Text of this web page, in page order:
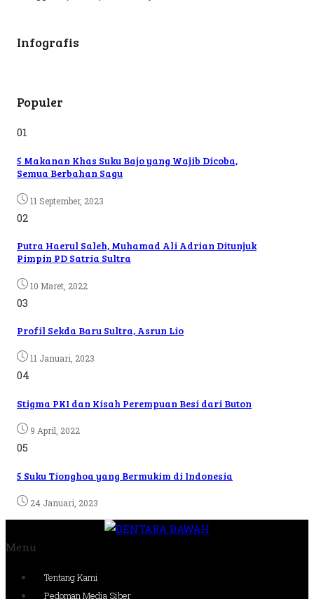
Infografis
Populer
01
5 Makanan Khas Suku Bajo yang Wajib Dicoba,
Semua Berbahan Sagu
11 September, 2023
02
Putra Haerul Saleh, Muhamad Ali Adrian Ditunjuk
Pimpin PD Satria Sultra
10 Maret, 2022
03
Profil Sekda Baru Sultra, Asrun Lio
11 Januari, 2023
04
Stigma PKI dan Kisah Perempuan Besi dari Buton
9 April, 2022
05
5 Suku Tionghoa yang Bermukim di Indonesia
24 Januari, 2023
Menu
Tentang Kami
Pedoman Media Siber